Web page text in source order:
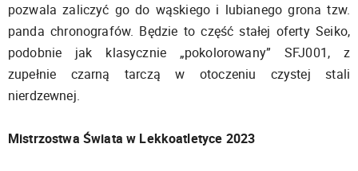
pozwala zaliczyć go do wąskiego i lubianego grona tzw.
panda chronografów. Będzie to część stałej oferty Seiko,
podobnie jak klasycznie „pokolorowany” SFJ001, z
zupełnie czarną tarczą w otoczeniu czystej stali
nierdzewnej.
Mistrzostwa Świata w Lekkoatletyce 2023